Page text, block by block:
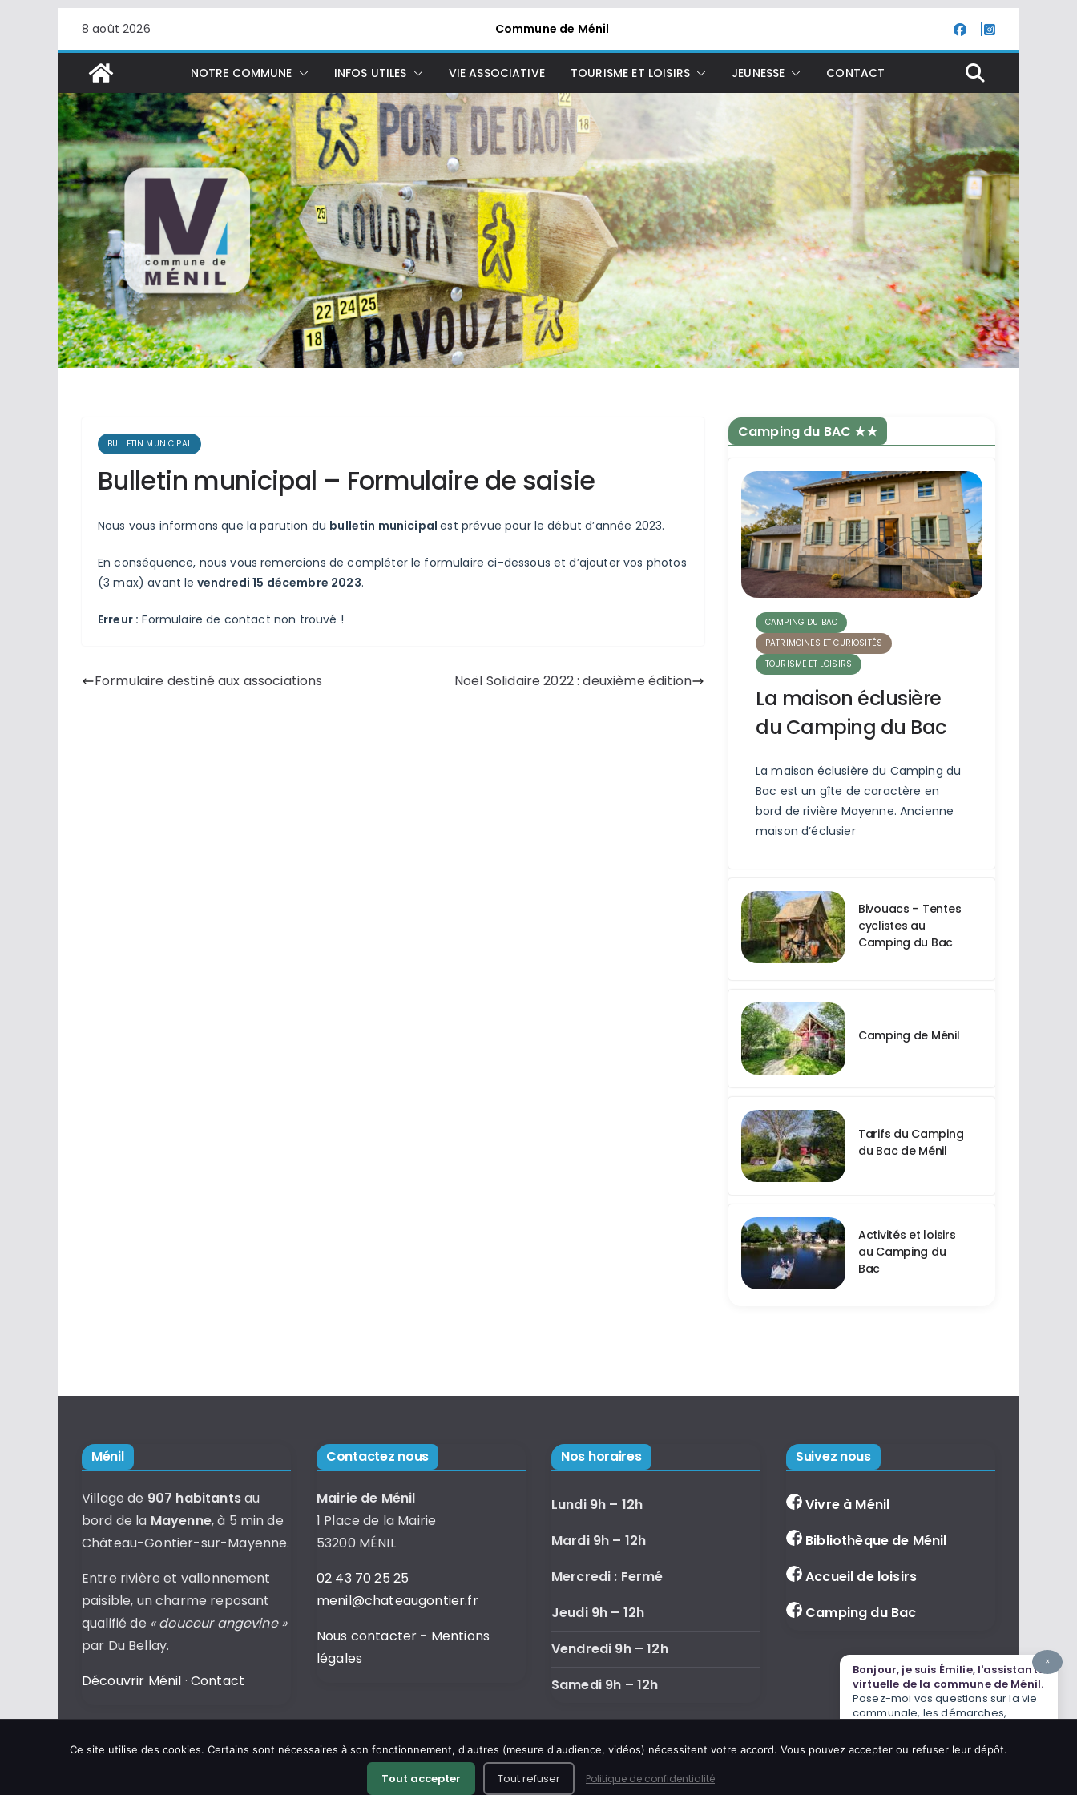
contenu
8 août 2026 Commune de Ménil
NOTRE COMMUNE INFOS UTILES VIE ASSOCIATIVE TOURISME ET LOISIRS JEUNESSE CONTACT
BULLETIN MUNICIPAL
Bulletin municipal – Formulaire de saisie
Nous vous informons que la parution du bulletin municipalest prévue pour le début d’année 2023.
En conséquence, nous vous remercions de compléter le formulaire ci-dessous et d’ajouter vos photos
(3 max) avant le vendredi 15 décembre 2023.
Erreur : Formulaire de contact non trouvé !
Formulaire destiné aux associations Noël Solidaire 2022 : deuxième édition
Camping du BAC ★★
CAMPING DU BAC
PATRIMOINES ET CURIOSITÉS
TOURISME ET LOISIRS
La maison éclusière
du Camping du Bac
La maison éclusière du Camping du
Bac est un gîte de caractère en
bord de rivière Mayenne. Ancienne
maison d’éclusier
Bivouacs – Tentes
cyclistes au
Camping du Bac
Camping de Ménil
Tarifs du Camping
du Bac de Ménil
Activités et loisirs
au Camping du
Bac
Ménil
Village de 907 habitantsau
bord de la Mayenne, à 5 min de
Château-Gontier-sur-Mayenne.
Entre rivière et vallonnement
paisible, un charme reposant
qualifié de « douceur angevine »
par Du Bellay.
Découvrir Ménil · Contact
Contactez nous
Mairie de Ménil
1 Place de la Mairie
53200 MÉNIL
02 43 70 25 25
menil@chateaugontier.fr
Nous contacter - Mentions
légales
Nos horaires
Lundi 9h – 12h
Mardi 9h – 12h
Mercredi : Fermé
Jeudi 9h – 12h
Vendredi 9h – 12h
Samedi 9h – 12h
Suivez nous
Vivre à Ménil
Bibliothèque de Ménil
Accueil de loisirs
Camping du Bac
×
Bonjour, je suis Émilie, l'assistante
virtuelle de la commune de Ménil.
Posez-moi vos questions sur la vie
communale, les démarches,
Ce site utilise des cookies. Certains sont nécessaires à son fonctionnement, d'autres (mesure d'audience, vidéos) nécessitent votre accord. Vous pouvez accepter ou refuser leur dépôt.
Tout accepter Tout refuser Politique de confidentialité